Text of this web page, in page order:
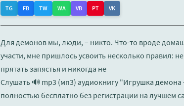
TG FB TW WA VB PT VK
Для демонов мы, люди, – никто. Что-то вроде
участи, мне пришлось усвоить несколько правил:
прятать запястья и никогда не
Слушать 🔊 mp3 (мп3) аудиокнигу "Игрушка
полностью бесплатно без регистрации на лучшем